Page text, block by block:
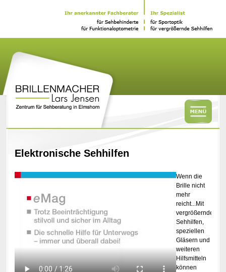
Elektronische Sehhilfen
Wenn die
Brille nicht
mehr
reicht...Mit
vergrößernden
Sehhilfen,
speziellen
Gläsern und
weiteren
Hilfsmitteln
können